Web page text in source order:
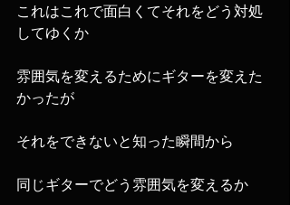
これはこれで面白くてそれをどう対処
してゆくか
雰囲気を変えるためにギターを変えた
かったが
それをできないと知った瞬間から
同じギターでどう雰囲気を変えるか